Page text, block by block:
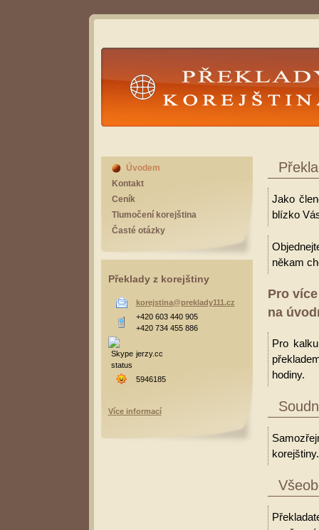
Překlady Korejština
Jako
blízko
někam
Pro
na
Pro
hodiny.
korejštiny.
Úvodem
Kontakt
Ceník
Tlumočení korejština
Časté otázky
Překlady z korejštiny
korejstina@preklady111.cz
+420 603 440 905
+420 734 455 886
jerzy.cc
5946185
Více informací